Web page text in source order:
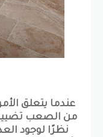
عندما يتعلق
من الصعب تضييق
نظرًا لوجود